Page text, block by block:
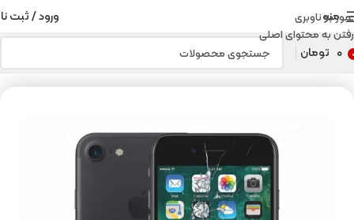
عبور به ناوبری
رفتن به محتوای اصلی
منو ورود / ثبت
۰ تومان خانه تعویض گلس آیفون